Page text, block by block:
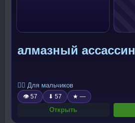
алмазный ассассин
🧍‍♂️ Для мальчиков
👁 57 ⬇ 57 ★ —
Открыть